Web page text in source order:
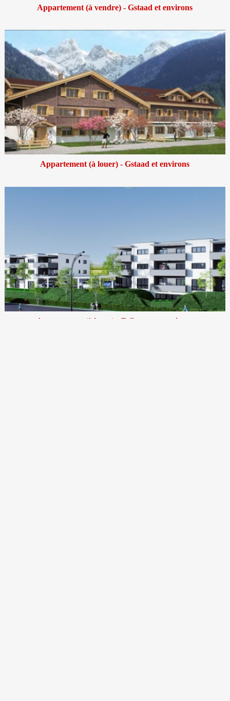
Appartement (à vendre) - Gstaad et environs
Appartement (à louer) - Gstaad et environs
Appartement (à louer) - Fribourg et environs